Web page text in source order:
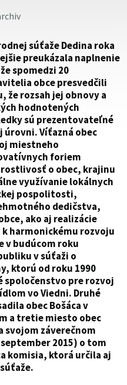
Zabezpečená stránka
domény webového sídla.
súťaže Dedina roka
preukázala naplnenie
spomedzi 20
obce presvedčili
že rozsah jej obnovy a
hodnotených
sú prezentovateľné
úrovni. Víťazná obec
miestneho
foriem
o obec, krajinu
využívanie lokálnych
pospolitosti,
dedičstva,
ako aj realizácie
harmonickému rozvoju
v budúcom roku
v súťaži o
ktorú od roku 1990
spoločenstvo pre rozvoj
vo Viedni. Druhé
obec Bošáca v
a tretie miesto obec
svojom záverečnom
2015) o tom
komisia, ktorá určila aj